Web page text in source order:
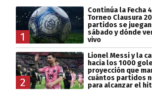
1
Continúa la Fecha
Torneo Clausura
partidos se
sábado y dónde
vivo
2
Lionel Messi y la
hacia los 1000
proyección que
cuántos partidos
para alcanzar el